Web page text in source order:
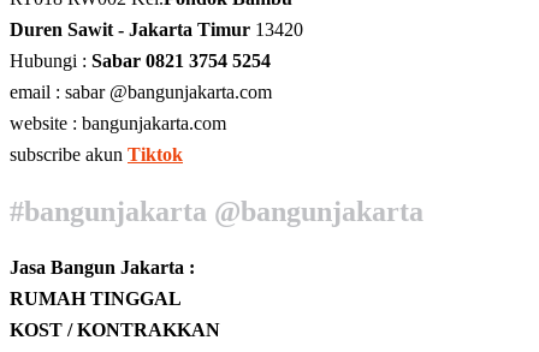
Duren Sawit - Jakarta Timur 13420
Hubungi : Sabar 0821 3754 5254
email : sabar @bangunjakarta.com
website : bangunjakarta.com
subscribe akun Tiktok
#bangunjakarta @bangunjakarta
Jasa Bangun Jakarta :
RUMAH TINGGAL
KOST / KONTRAKKAN